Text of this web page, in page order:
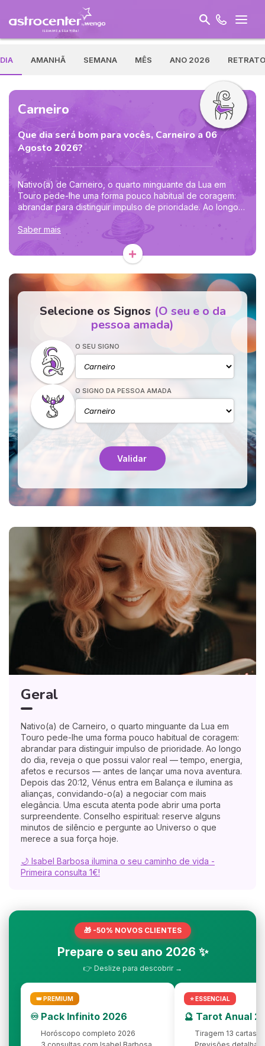
DIA AMANHÃ SEMANA MÊS ANO 2026 RETRATO
Carneiro
Que dia será bom para vocês, Carneiro a 06
Agosto 2026?
Nativo(a) de Carneiro, o quarto minguante da Lua em
Touro pede-lhe uma forma pouco habitual de coragem:
abrandar para distinguir impulso de prioridade. Ao longo
do dia, reveja o que possui valor real — tempo, energia,
afetos e recursos — antes de lançar uma nova aventura.
Depois das 20:12, Vénus entra em Balança e ilumina as
alianças, convidando-o(a) a negociar com mais elegância.
Uma escuta atenta pode abrir uma porta surpreendente.
Conselho espiritual: reserve alguns minutos de silêncio e
pergunte ao Universo o que merece a sua força hoje.
🌙 Isabel Barbosa ilumina o seu caminho de vida - Primeira
Saber mais
+
Selecione os Signos (O seu e o da
pessoa amada)
O SEU SIGNO
O SIGNO DA PESSOA AMADA
Validar
Geral
Nativo(a) de Carneiro, o quarto minguante da Lua em
Touro pede-lhe uma forma pouco habitual de coragem:
abrandar para distinguir impulso de prioridade. Ao longo
do dia, reveja o que possui valor real — tempo, energia,
afetos e recursos — antes de lançar uma nova aventura.
Depois das 20:12, Vénus entra em Balança e ilumina as
alianças, convidando-o(a) a negociar com mais
elegância. Uma escuta atenta pode abrir uma porta
surpreendente. Conselho espiritual: reserve alguns
minutos de silêncio e pergunte ao Universo o que
merece a sua força hoje.
🌙 Isabel Barbosa ilumina o seu caminho de vida -
Primeira consulta 1€!
🎁 -50% NOVOS CLIENTES
Prepare o seu ano 2026 ✨
👉 Deslize para descobrir →
👑 PREMIUM
♾️ Pack Infinito 2026
Horóscopo completo 2026
⭐ ESSENCIAL
🔮 Tarot Anual
Tiragem 13 cartas